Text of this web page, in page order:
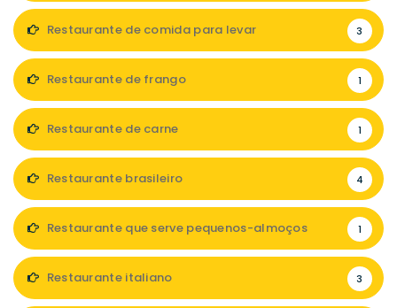
Restaurante de comida para levar 3
Restaurante de frango 1
Restaurante de carne 1
Restaurante brasileiro 4
Restaurante que serve pequenos-almoços 1
Restaurante italiano 3